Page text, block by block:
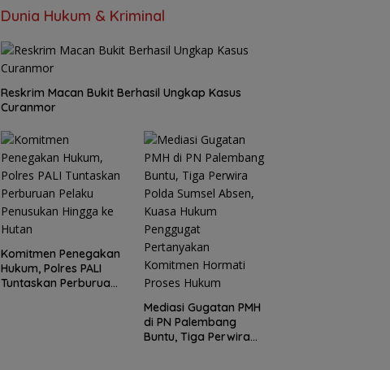
Dunia Hukum & Kriminal
Reskrim Macan Bukit Berhasil Ungkap Kasus
Curanmor
Komitmen Penegakan
Hukum, Polres PALI
Tuntaskan Perburuan
Mediasi Gugatan PMH
di PN Palembang
Buntu, Tiga Perwira